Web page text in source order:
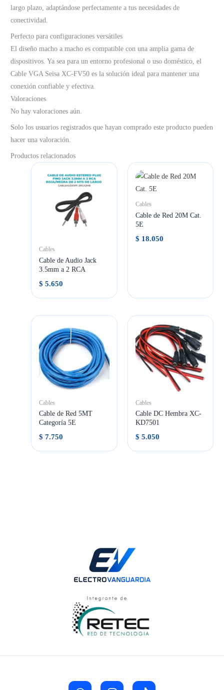
largo plazo, adaptándose perfectamente a tus necesidades de
conectividad.
Perfecto para configuraciones versátiles
El diseño macho a macho es compatible con una amplia gama de
dispositivos. Ya sea para un entorno profesional o uso doméstico, el
Cable VGA Seisa XC-FV50 es la solución ideal para mantener una
conexión confiable y efectiva.
Valoraciones
No hay valoraciones aún.
Solo los usuarios registrados que hayan comprado este producto pueden
hacer una valoración.
Productos relacionados
Cables
Cable de Audio Jack
3.5mm a 2 RCA
$ 5.650
Cables
Cable de Red 20M Cat.
5E
$ 18.050
Cables
Cable de Red 5MT
Categoría 5E
$ 7.750
Cables
Cable DC Hembra XC-
KD7501
$ 5.050